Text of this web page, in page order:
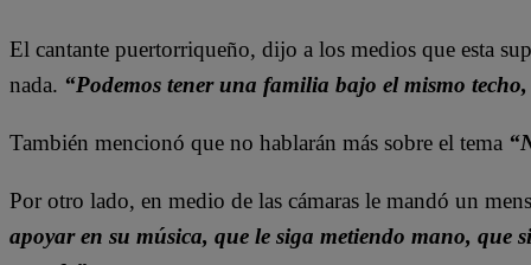
El cantante puertorriqueño, dijo a los medios que esta
nada. “Podemos tener una familia bajo el mismo
También mencionó que no hablarán más sobre el tema
Por otro lado, en medio de las cámaras le mandó un
apoyar en su música, que le siga metiendo mano,